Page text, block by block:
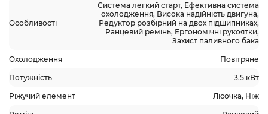
Особливості
Система легкий старт, Ефективна система
охолодження, Висока надійність двигуна,
Редуктор розбірний на двох підшипниках,
Ранцевий ремінь, Ергономічні рукоятки,
Захист паливного бака
Охолодження Повітряне
Потужність 3.5 кВт
Ріжучий елемент Лісочка, Ніж